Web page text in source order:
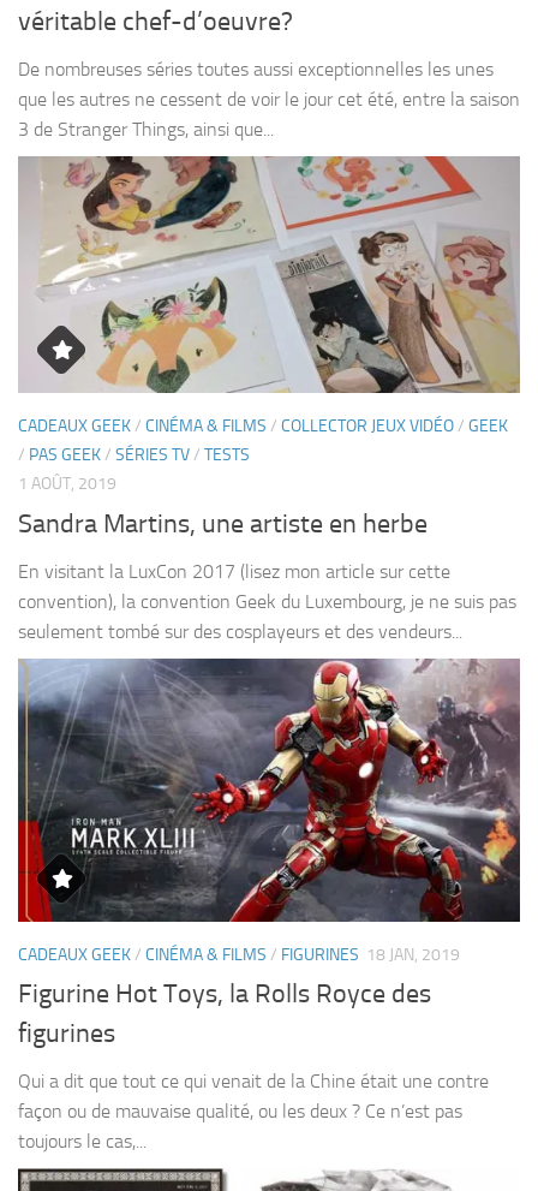
véritable chef-d’oeuvre?
De nombreuses séries toutes aussi exceptionnelles les unes
que les autres ne cessent de voir le jour cet été, entre la saison
3 de Stranger Things, ainsi que...
CADEAUX GEEK/ CINÉMA & FILMS / COLLECTOR JEUX VIDÉO/ GEEK
/ PAS GEEK/ SÉRIES TV/ TESTS
1 AOÛT, 2019
Sandra Martins, une artiste en herbe
En visitant la LuxCon 2017 (lisez mon article sur cette
convention), la convention Geek du Luxembourg, je ne suis pas
seulement tombé sur des cosplayeurs et des vendeurs...
CADEAUX GEEK/ CINÉMA & FILMS / FIGURINES 18 JAN, 2019
Figurine Hot Toys, la Rolls Royce des
figurines
Qui a dit que tout ce qui venait de la Chine était une contre
façon ou de mauvaise qualité, ou les deux ? Ce n’est pas
toujours le cas,...